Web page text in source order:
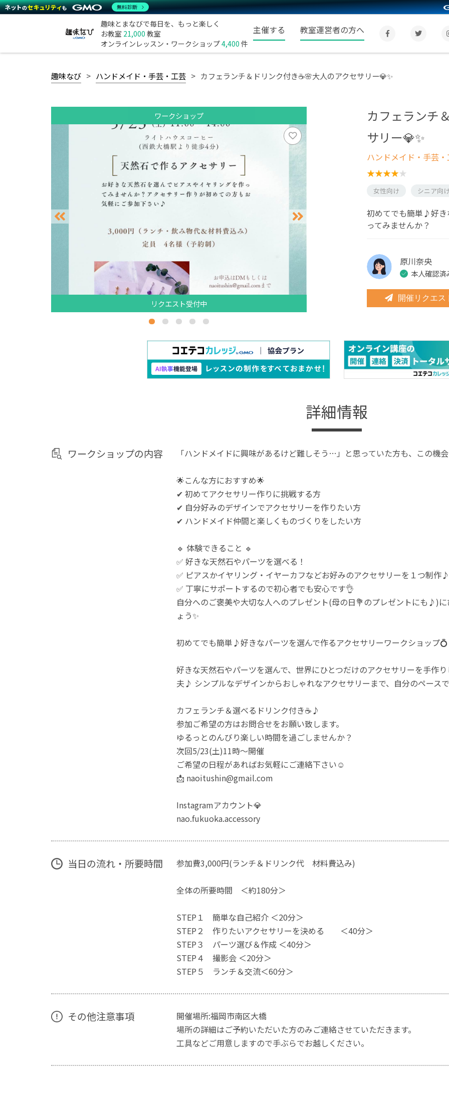
趣味とまなびで毎日を、もっと楽しく
お教室 21,000 教室
オンラインレッスン・ワークショップ4,400 件
主催する 教室運営者の方へ
趣味なび ハンドメイド・手芸・工芸 カフェランチ＆ドリンク付き☕️🌸大人のアクセサリー💎✨
ワークショップ
リクエスト受付中
カフェランチ
サリー💎✨
ハンドメイド・手芸
女性向け シニア向け
初めてでも簡単♪好き
ってみませんか？
原川奈央
本人確認済
開催リクエス
詳細情報
ワークショップの内容 「ハンドメイドに興味があるけど難しそう…」と思っていた方も、この機
🌟こんな方におすすめ🌟
✔ 初めてアクセサリー作りに挑戦する方
✔ 自分好みのデザインでアクセサリーを作りたい方
✔ ハンドメイド仲間と楽しくものづくりをしたい方
🔹 体験できること 🔹
✅ 好きな天然石やパーツを選べる！
✅ ピアスかイヤリング・イヤーカフなどお好みのアクセサリーを１つ制作♪
✅ 丁寧にサポートするので初心者でも安心です👌
自分へのご褒美や大切な人へのプレゼント(母の日💐のプレゼントにも♪)
ょう✨
初めてでも簡単♪好きなパーツを選んで作るアクセサリーワークショップ💍
好きな天然石やパーツを選んで、世界にひとつだけのアクセサリーを手作
夫♪ シンプルなデザインからおしゃれなアクセサリーまで、自分のペースで
カフェランチ＆選べるドリンク付き☕️♪
参加ご希望の方はお問合せをお願い致します。
ゆるっとのんびり楽しい時間を過ごしませんか？
次回5/23(土)11時〜開催
ご希望の日程があればお気軽にご連絡下さい☺️
📩 naoitushin@gmail.com
Instagramアカウント💎
nao.fukuoka.accessory
当日の流れ・所要時間 参加費3,000円(ランチ＆ドリンク代 材料費込み)
全体の所要時間 ＜約180分＞
STEP１ 簡単な自己紹介 ＜20分＞
STEP２ 作りたいアクセサリーを決める ＜40分＞
STEP３ パーツ選び＆作成 ＜40分＞
STEP４ 撮影会 ＜20分＞
STEP５ ランチ＆交流＜60分＞
その他注意事項
開催場所:福岡市南区大橋
場所の詳細はご予約いただいた方のみご連絡させていただきます。
工具などご用意しますので手ぶらでお越しください。
無料診断